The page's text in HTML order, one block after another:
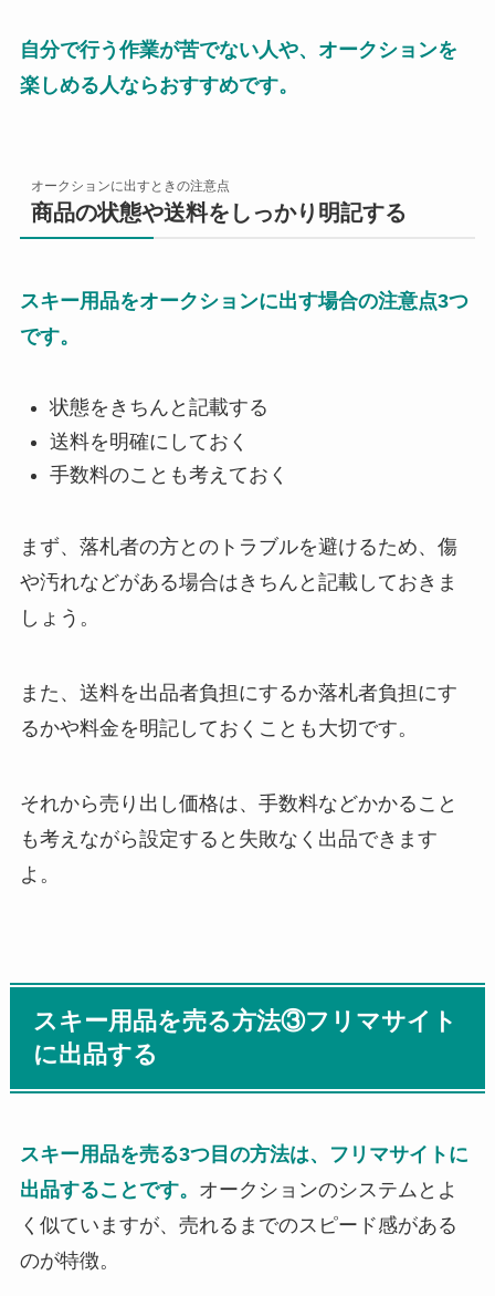
自分で行う作業が苦でない人や、オークションを
楽しめる人ならおすすめです。
オークションに出すときの注意点
商品の状態や送料をしっかり明記する
スキー用品をオークションに出す場合の注意点3つ
です。
状態をきちんと記載する
送料を明確にしておく
手数料のことも考えておく
まず、落札者の方とのトラブルを避けるため、傷
や汚れなどがある場合はきちんと記載しておきま
しょう。
また、送料を出品者負担にするか落札者負担にす
るかや料金を明記しておくことも大切です。
それから売り出し価格は、手数料などかかること
も考えながら設定すると失敗なく出品できます
よ。
スキー用品を売る方法③フリマサイト
に出品する
スキー用品を売る3つ目の方法は、フリマサイトに
出品することです。 オークションのシステムとよ
く似ていますが、売れるまでのスピード感がある
のが特徴。